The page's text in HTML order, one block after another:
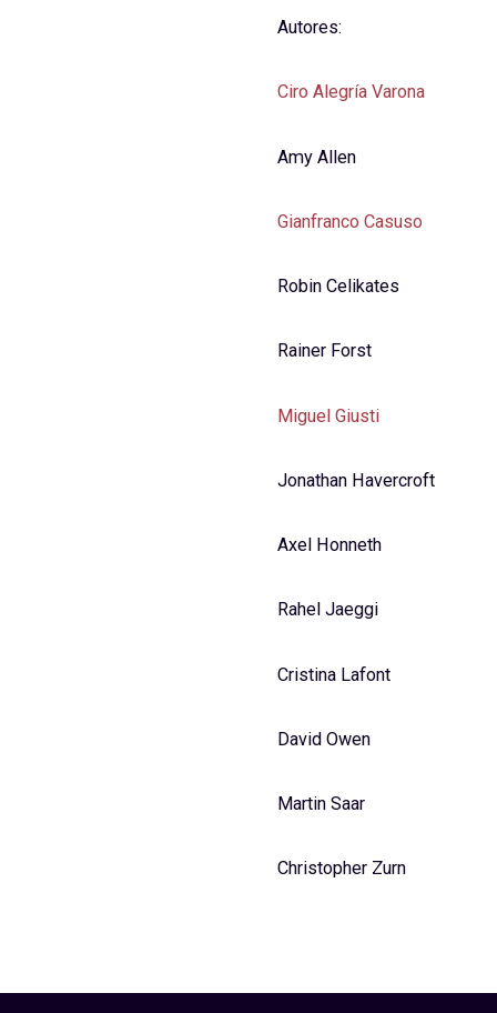
Autores:
Ciro Alegría Varona
Amy Allen
Gianfranco Casuso
Robin Celikates
Rainer Forst
Miguel Giusti
Jonathan Havercroft
Axel Honneth
Rahel Jaeggi
Cristina Lafont
David Owen
Martin Saar
Christopher Zurn